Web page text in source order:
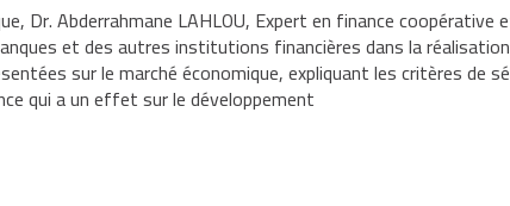
Dr. Abderrahmane LAHLOU, Expert en finance coopérative
et des autres institutions financières dans la
sur le marché économique,expliquant les critères de
qui a un effet sur ledéveloppement